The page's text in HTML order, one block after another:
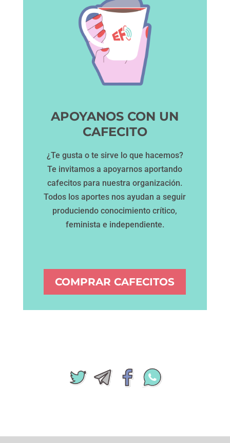
APOYANOS CON UN
CAFECITO
¿Te gusta o te sirve lo que hacemos?
Te invitamos a apoyarnos aportando
cafecitos para nuestra organización.
Todos los aportes nos ayudan a seguir
produciendo conocimiento crítico,
feminista e independiente.
COMPRAR CAFECITOS